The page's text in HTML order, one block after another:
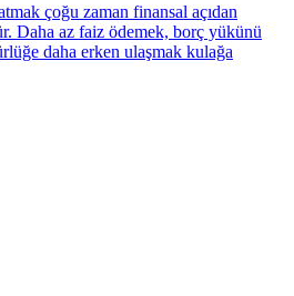
çoğu zaman finansal açıdan
Daha az faiz ödemek, borç yükünü
daha erken ulaşmak kulağa